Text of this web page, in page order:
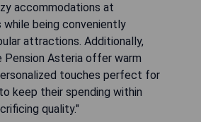
accommodations at
while being conveniently
attractions. Additionally,
Pension Asteria offer warm
touches perfect for
keep their spending within
quality."